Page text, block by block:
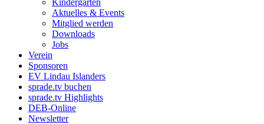
Kindergärten
Aktuelles & Events
Mitglied werden
Downloads
Jobs
Verein
Sponsoren
EV Lindau Islanders
sprade.tv buchen
sprade.tv Highlights
DEB-Online
Newsletter